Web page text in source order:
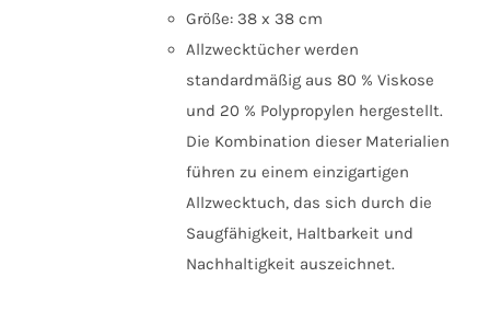
Größe: 38 x 38 cm
Allzwecktücher werden
standardmäßig aus 80 % Viskose
und 20 % Polypropylen hergestellt.
Die Kombination dieser Materialien
führen zu einem einzigartigen
Allzwecktuch, das sich durch die
Saugfähigkeit, Haltbarkeit und
Nachhaltigkeit auszeichnet.